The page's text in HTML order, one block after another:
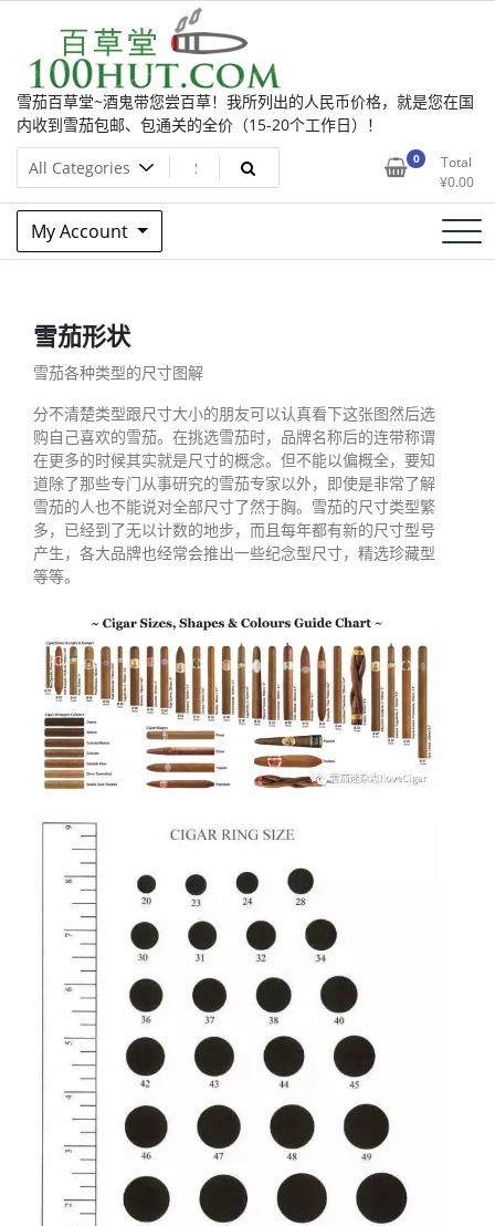
content
雪茄百草堂~酒鬼带您尝百草！我所列出的人民币价格，就是您在国
内收到雪茄包邮、包通关的全价（15-20个工作日）！
0
Total
¥0.00
My Account
雪茄形状
雪茄各种类型的尺寸图解
分不清楚类型跟尺寸大小的朋友可以认真看下这张图然后选
购自己喜欢的雪茄。在挑选雪茄时，品牌名称后的连带称谓
在更多的时候其实就是尺寸的概念。但不能以偏概全，要知
道除了那些专门从事研究的雪茄专家以外，即使是非常了解
雪茄的人也不能说对全部尺寸了然于胸。雪茄的尺寸类型繁
多，已经到了无以计数的地步，而且每年都有新的尺寸型号
产生，各大品牌也经常会推出一些纪念型尺寸，精选珍藏型
等等。